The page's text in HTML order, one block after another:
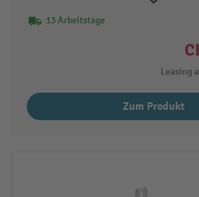
13 Arbeitstage
Leasing
Zum Produkt